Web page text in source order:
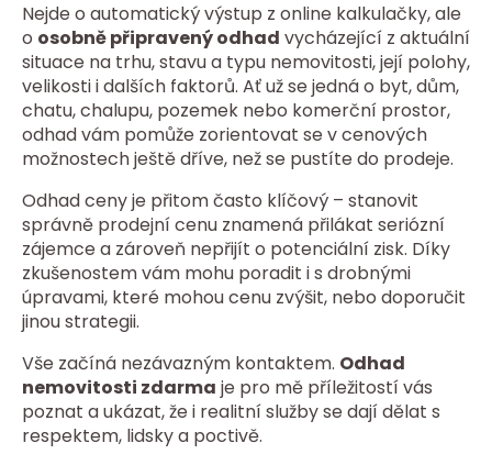
Nejde o automatický výstup z online kalkulačky, ale
o osobně připravený odhad vycházející z aktuální
situace na trhu, stavu a typu nemovitosti, její polohy,
velikosti i dalších faktorů. Ať už se jedná o byt, dům,
chatu, chalupu, pozemek nebo komerční prostor,
odhad vám pomůže zorientovat se v cenových
možnostech ještě dříve, než se pustíte do prodeje.
Odhad ceny je přitom často klíčový – stanovit
správně prodejní cenu znamená přilákat seriózní
zájemce a zároveň nepřijít o potenciální zisk. Díky
zkušenostem vám mohu poradit i s drobnými
úpravami, které mohou cenu zvýšit, nebo doporučit
jinou strategii.
Vše začíná nezávazným kontaktem. Odhad
nemovitosti zdarma je pro mě příležitostí vás
poznat a ukázat, že i realitní služby se dají dělat s
respektem, lidsky a poctivě.